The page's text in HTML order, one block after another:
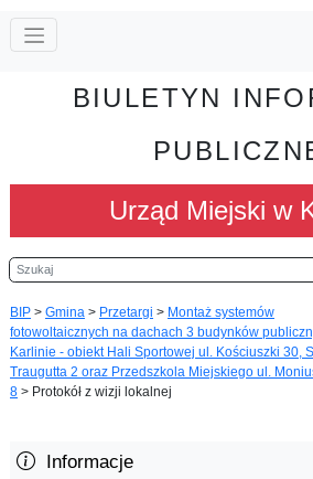
BIULETYN
Urząd Miejski w
Szukaj
BIP > Gmina > Przetargi > Montaż systemów
fotowoltaicznych na dachach 3 budynków
Karlinie - obiekt Hali Sportowej ul. Kościuszki 30,
Traugutta 2 oraz Przedszkola Miejskiego ul.
8 > Protokół z wizji lokalnej
Informacje